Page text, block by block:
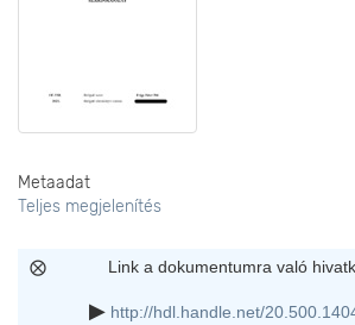
Metaadat
Teljes megjelenítés
Link a dokumentumra való
http://hdl.handle.net/